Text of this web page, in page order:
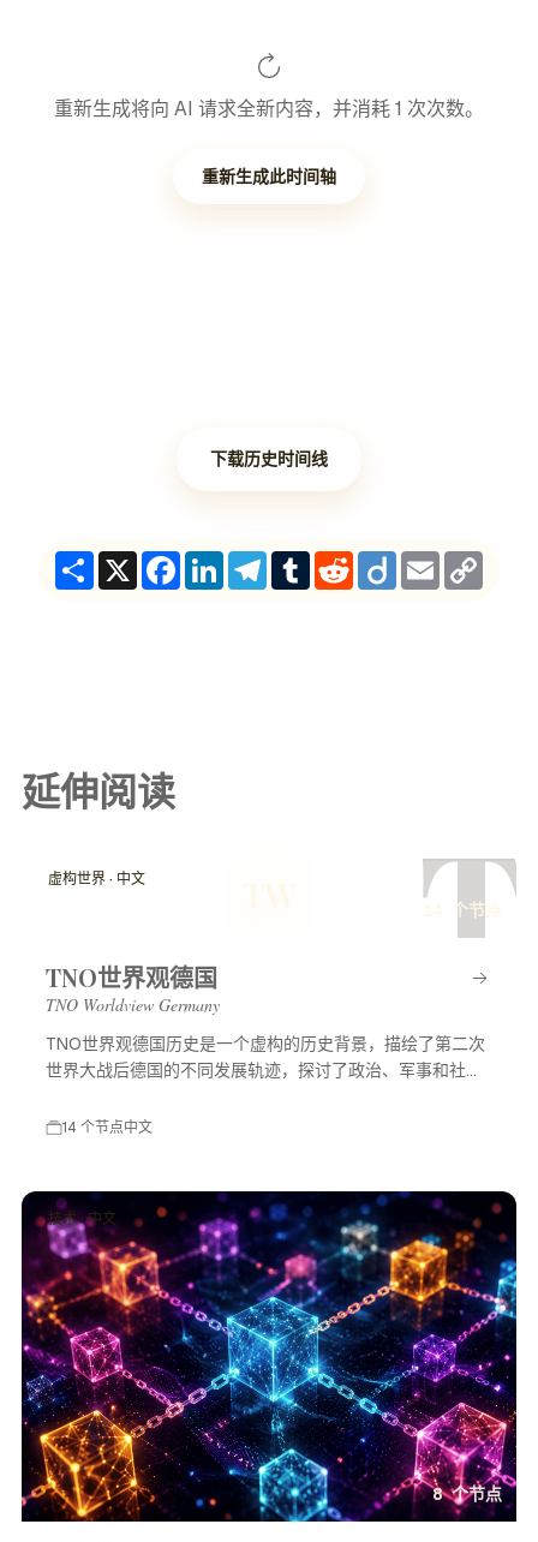
重新生成将向 AI 请求全新内容，并消耗 1 次次数。
重新生成此时间轴
下载历史时间线
ShareX Facebook
LinkedInTelegram
TumblrRedditDiigoEmail
延伸阅读
T
虚构世界 · 中文
14 个节点
TNO世界观德国
TNO Worldview Germany
TNO世界观德国历史是一个虚构的历史背景，描绘了第二次
世界大战后德国的不同发展轨迹，探讨了政治、军事和社会
14 个节点中文
技术 · 中文
8 个节点